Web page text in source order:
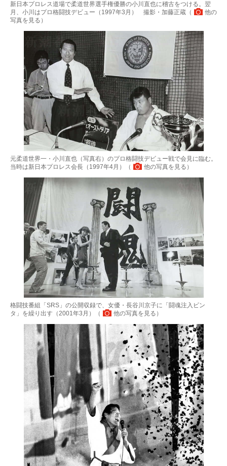
新日本プロレス道場で柔道世界選手権優勝の小川直也に稽古をつける。翌
月、小川はプロ格闘技デビュー（1997年3月） 撮影・加藤正蔵（
他の
写真を見る ）
元柔道世界一・小川直也（写真右）のプロ格闘技デビュー戦で会見に臨む。
当時は新日本プロレス会長（1997年4月）（
他の写真を見る ）
格闘技番組「SRS」の公開収録で、女優・長谷川京子に「闘魂注入ビン
タ」を繰り出す（2001年3月）（
他の写真を見る ）